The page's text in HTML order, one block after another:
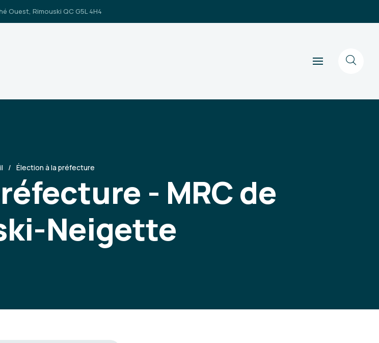
Ouest, Rimouski QC G5L 4H4
Élection à la préfecture
- MRC de
Neigette